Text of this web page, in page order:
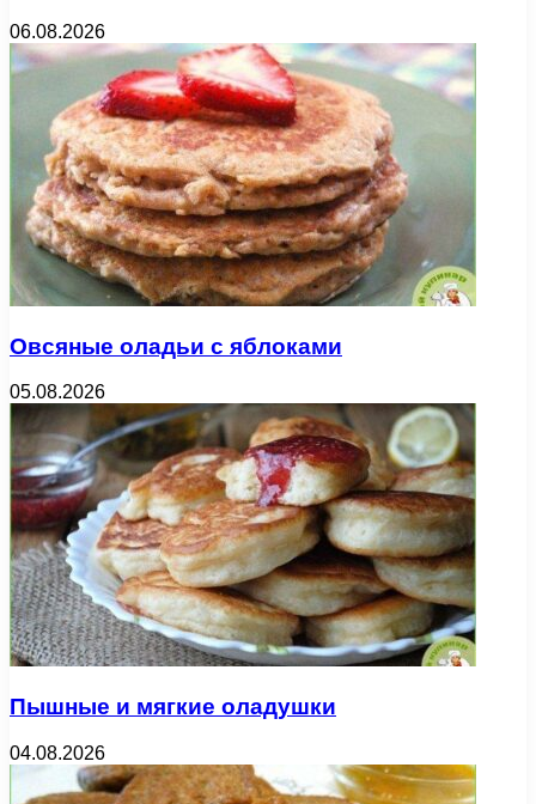
06.08.2026
Овсяные оладьи с яблоками
05.08.2026
Пышные и мягкие оладушки
04.08.2026